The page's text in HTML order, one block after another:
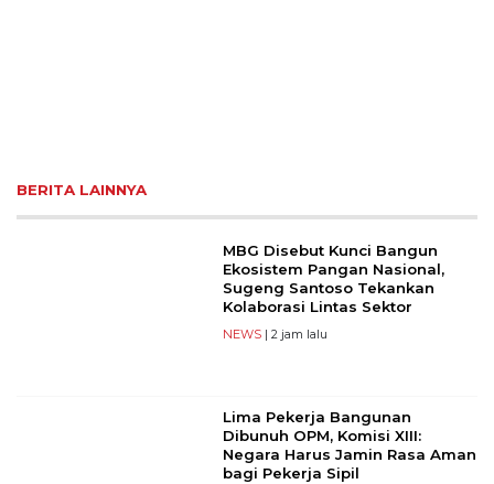
BERITA LAINNYA
MBG Disebut Kunci Bangun
Ekosistem Pangan Nasional,
Sugeng Santoso Tekankan
Kolaborasi Lintas Sektor
NEWS| 2 jam lalu
Lima Pekerja Bangunan
Dibunuh OPM, Komisi XIII:
Negara Harus Jamin Rasa Aman
bagi Pekerja Sipil